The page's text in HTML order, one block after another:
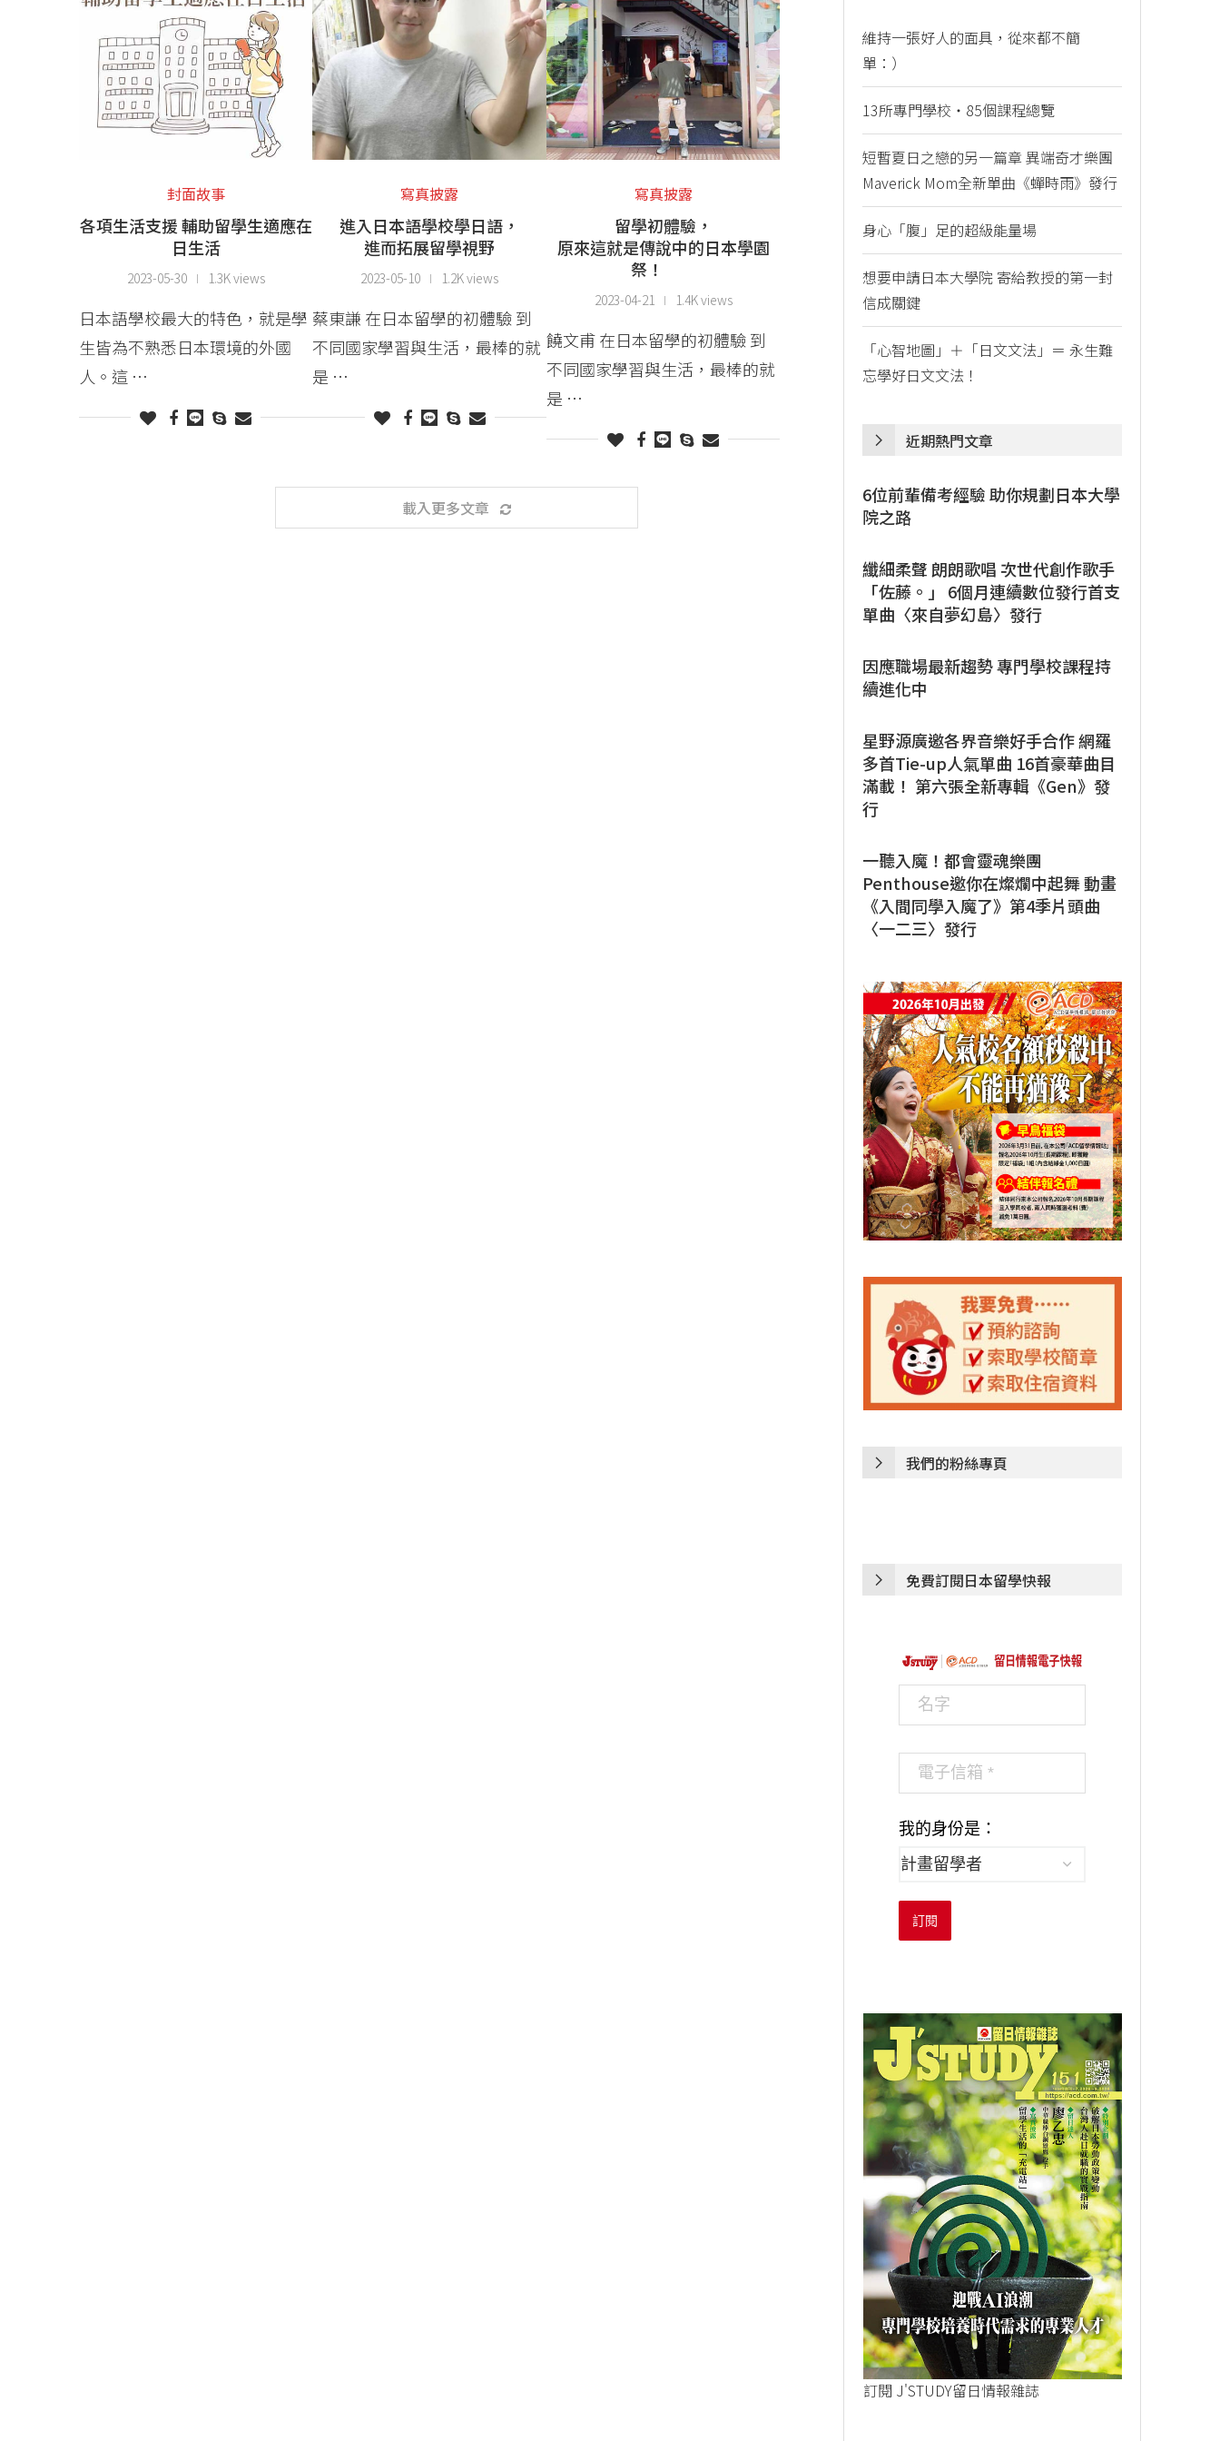
封面故事
各項生活支援 輔助留學生適應在
日生活
2023-05-30 1.3K views
日本語學校最大的特色，就是學
生皆為不熟悉日本環境的外國
人。這 …
寫真披露
進入日本語學校學日語，
進而拓展留學視野
2023-05-10 1.2K views
蔡東謙 在日本留學的初體驗 到
不同國家學習與生活，最棒的就
是 …
寫真披露
留學初體驗，
原來這就是傳說中的日本學園
祭！
2023-04-21 1.4K views
饒文甫 在日本留學的初體驗 到
不同國家學習與生活，最棒的就
是 …
載入更多文章
維持一張好人的面具，從來都不簡
單：）
13所專門學校・85個課程總覽
短暫夏日之戀的另一篇章 異端奇才樂團
Maverick Mom全新單曲《蟬時雨》發行
身心「腹」足的超級能量場
想要申請日本大學院 寄給教授的第一封
信成關鍵
「心智地圖」＋「日文文法」＝ 永生難
忘學好日文文法！
近期熱門文章
6位前輩備考經驗 助你規劃日本大學
院之路
纖細柔聲 朗朗歌唱 次世代創作歌手
「佐藤。」 6個月連續數位發行首支
單曲〈來自夢幻島〉發行
因應職場最新趨勢 專門學校課程持
續進化中
星野源廣邀各界音樂好手合作 網羅
多首Tie-up人氣單曲 16首豪華曲目
滿載！ 第六張全新專輯《Gen》發
行
一聽入魔！都會靈魂樂團
Penthouse邀你在燦爛中起舞 動畫
《入間同學入魔了》第4季片頭曲
〈一二三〉發行
我們的粉絲專頁
免費訂閱日本留學快報
我的身份是：
訂閱
訂閱 J'STUDY留日情報雜誌